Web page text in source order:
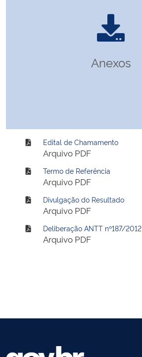
Anexos
Edital de Chamamento
Arquivo PDF
Termo de Referência
Arquivo PDF
Divulgação do Resultado
Arquivo PDF
Deliberação ANTT nº187/2012
Arquivo PDF